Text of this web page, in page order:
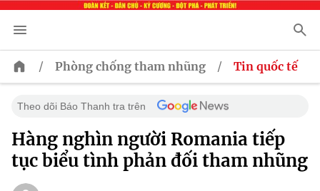
/ Phòng chống tham nhũng / Tin quốc tế
Theo dõi Báo Thanh tra trên
Hàng nghìn người Romania tiếp
tục biểu tình phản đối tham nhũng